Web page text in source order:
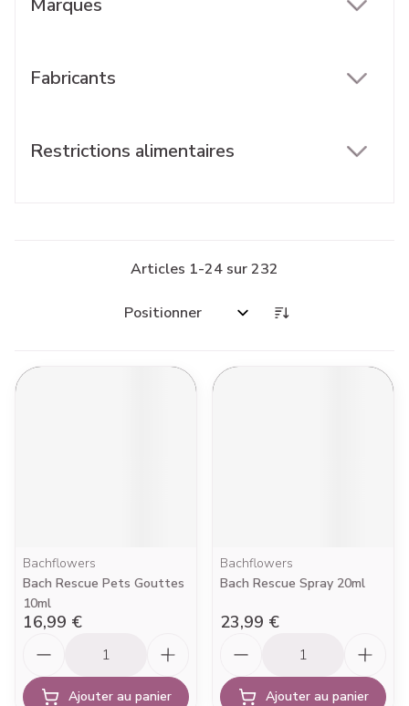
Marques
Fabricants
Restrictions alimentaires
Articles 1-24 sur232
Trier par:
Bachflowers
Bach Rescue Pets Gouttes
10ml
16,99 €
Ajouter au panier
Bachflowers
Bach Rescue Spray 20ml
23,99 €
Ajouter au panier